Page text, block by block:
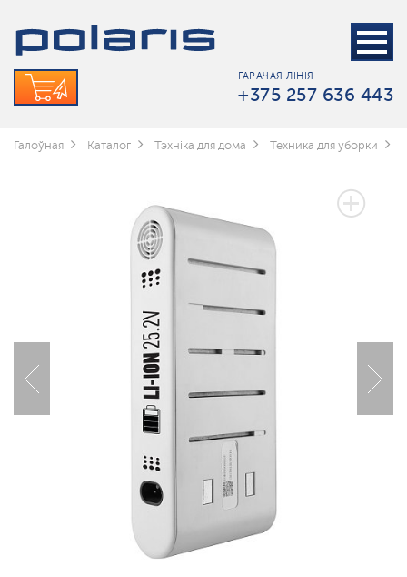
ГАРАЧАЯ ЛІНІЯ
+375 257 636 443
Галоўная Каталог Тэхніка для дома Техника для уборки